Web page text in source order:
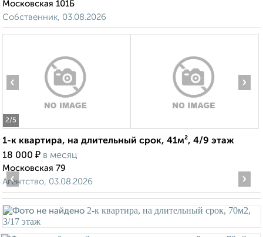
Московская 101Б
Собственник, 03.08.2026
2/5
‹ ›
1-к квартира, на длительный срок, 41м², 4/9 этаж
18 000 ₽ в месяц
Московская 79
Агентство, 03.08.2026
‹ ›